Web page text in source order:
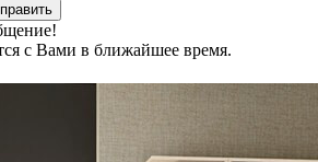
с Вами в ближайшее время.